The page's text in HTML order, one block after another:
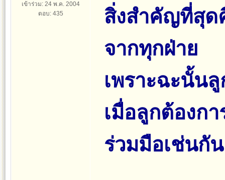
เข้าร่วม: 24 พ.ค. 2004
ตอบ: 435
สิ่งสำคัญที่สุด
จากทุกฝ่าย
เพราะฉะนั้น
เมื่อลูกต้องก
ร่วมมือเช่นกัน